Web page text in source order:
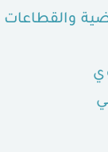
والقطاعات